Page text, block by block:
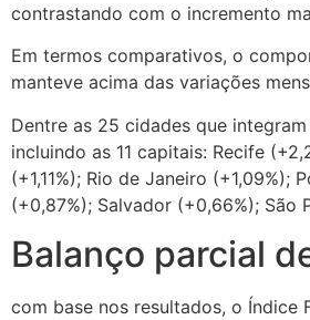
contrastando com o incremento
Em termos comparativos, o
manteve acima das variações
Dentre as 25 cidades que
incluindo as 11 capitais: Recife
(+1,11%); Rio de Janeiro
(+0,87%); Salvador (+0,66%); São
Balanço parcial
com base nos resultados, o Índice